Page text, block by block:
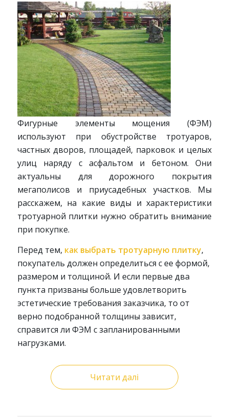
Фигурные элементы мощения (ФЭМ)
используют при обустройстве тротуаров,
частных дворов, площадей, парковок и целых
улиц наряду с асфальтом и бетоном. Они
актуальны для дорожного покрытия
мегаполисов и приусадебных участков. Мы
расскажем, на какие виды и характеристики
тротуарной плитки нужно обратить внимание
при покупке.
Перед тем, как выбрать тротуарную плитку,
покупатель должен определиться с ее формой,
размером и толщиной. И если первые два
пункта призваны больше удовлетворить
эстетические требования заказчика, то от
верно подобранной толщины зависит,
справится ли ФЭМ с запланированными
нагрузками.
Читати далі